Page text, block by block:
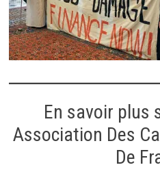
En savoir plus
Association Des
De